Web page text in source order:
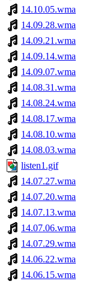
14.10.05.wma
14.09.28.wma
14.09.21.wma
14.09.14.wma
14.09.07.wma
14.08.31.wma
14.08.24.wma
14.08.17.wma
14.08.10.wma
14.08.03.wma
listen1.gif
14.07.27.wma
14.07.20.wma
14.07.13.wma
14.07.06.wma
14.07.29.wma
14.06.22.wma
14.06.15.wma